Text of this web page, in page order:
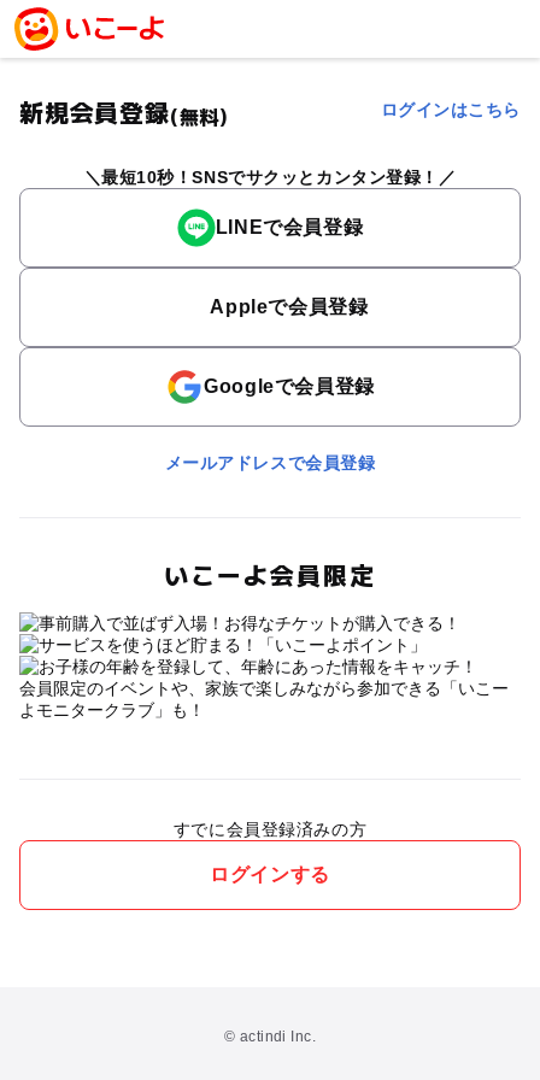
新規会員登録(無料) ログインはこちら
最短10秒！SNSでサクッとカンタン登録！
LINEで会員登録
Appleで会員登録
Googleで会員登録
メールアドレスで会員登録
いこーよ会員限定
会員限定のイベントや、家族で楽しみながら参加できる「いこー
よモニタークラブ」も！
すでに会員登録済みの方
ログインする
© actindi Inc.